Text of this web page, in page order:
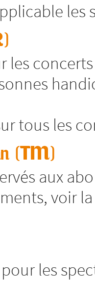
les
tous les
(TM)
aux
voir
les